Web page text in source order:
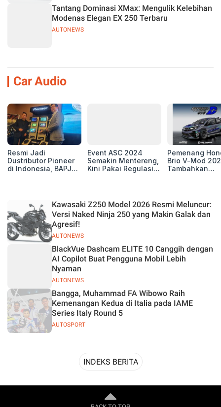
AUTONEWS
Tantang Dominasi XMax: Mengulik Kelebihan
Modenas Elegan EX 250 Terbaru
Car Audio
Resmi Jadi
Dustributor Pioneer
di Indonesia, BAPJ
Event ASC 2024
Semakin Mentereng,
Kini Pakai Regulasi
Pemenang
Brio V-Mod
Tambahkan
AUTONEWS
Kawasaki Z250 Model 2026 Resmi Meluncur:
Versi Naked Ninja 250 yang Makin Galak dan
Agresif!
AUTONEWS
BlackVue Dashcam ELITE 10 Canggih dengan
AI Copilot Buat Pengguna Mobil Lebih
Nyaman
AUTOSPORT
Bangga, Muhammad FA Wibowo Raih
Kemenangan Kedua di Italia pada IAME
Series Italy Round 5
INDEKS BERITA